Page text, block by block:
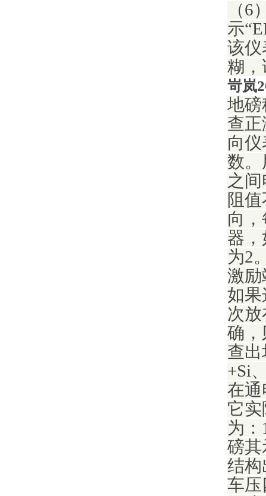
（
示
该仪
糊，
岢岚
地
查
向
数。
之
阻
向
器
为2
激励
如
次
确，
查
+Si
在通
它
为
磅其
结构
车压